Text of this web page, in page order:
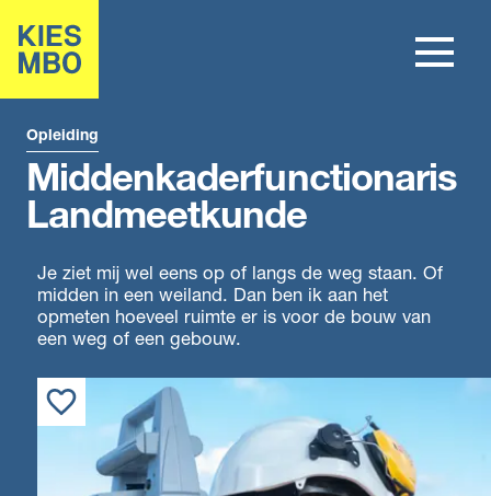
Opleiding
Middenkaderfunctionaris
Landmeetkunde
Je ziet mij wel eens op of langs de weg staan. Of
midden in een weiland. Dan ben ik aan het
opmeten hoeveel ruimte er is voor de bouw van
een weg of een gebouw.